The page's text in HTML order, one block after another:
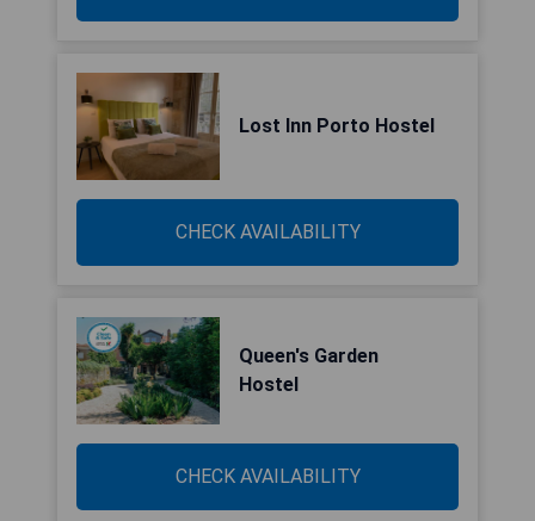
Lost Inn Porto Hostel
CHECK AVAILABILITY
Queen's Garden
Hostel
CHECK AVAILABILITY